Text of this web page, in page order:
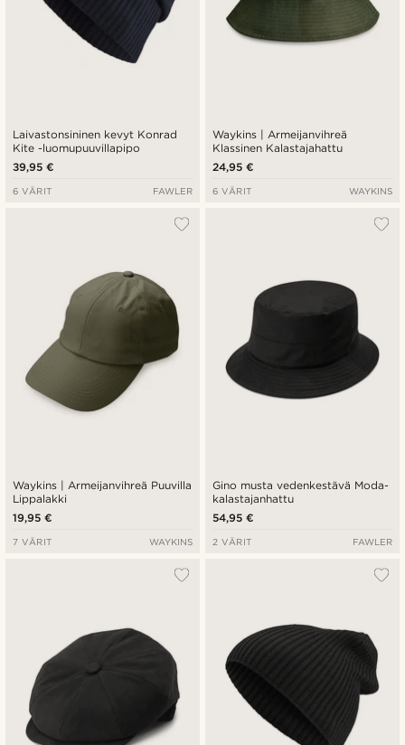
Laivastonsininen kevyt Konrad
Kite -luomupuuvillapipo
39,95 €
6 VÄRIT FAWLER
Waykins | Armeijanvihreä
Klassinen Kalastajahattu
24,95 €
6 VÄRIT WAYKINS
Waykins | Armeijanvihreä Puuvilla
Lippalakki
19,95 €
7 VÄRIT WAYKINS
Gino musta vedenkestävä Moda-
kalastajanhattu
54,95 €
2 VÄRIT FAWLER